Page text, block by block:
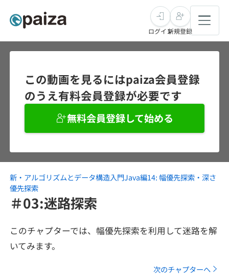
求人検索
インタビュー
転職成功ガイド
転職エージェント
未経験転職
インタビュー
転職成功ガイド
本選考
インターン
新卒エージェント
学習
講座一覧
問題集
4択課題
スキルチェック
プログラミング言語
SQL
ゲーム・マンガ
メディア
ログイン新規登録
この動画を見るにはpaiza会員登録
のうえ有料会員登録が必要です
無料会員登録して始める
新・アルゴリズムとデータ構造入門Java編14: 幅優先探索・深さ
優先探索
＃03:迷路探索
このチャプターでは、幅優先探索を利用して迷路を解
いてみます。
次のチャプターへ